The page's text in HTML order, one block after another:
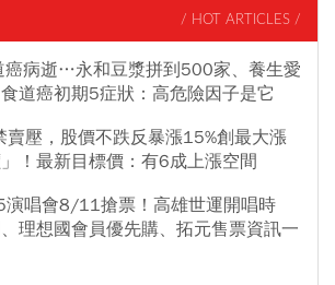
/ HOT ARTICLES /
癌病逝…永和豆漿拼到500家、養生愛
道癌初期5症狀：高危險因子是它
賣壓，股價不跌反暴漲15%創最大漲
！最新目標價：有6成上漲空間
演唱會8/11搶票！高雄世運開唱時
理想國會員優先購、拓元售票資訊一